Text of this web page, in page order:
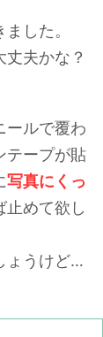
した。
夫かな？
ールで覆わ
テープが貼
写真にくっ
止めて欲し
ょうけど…